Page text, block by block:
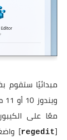
[
regedit